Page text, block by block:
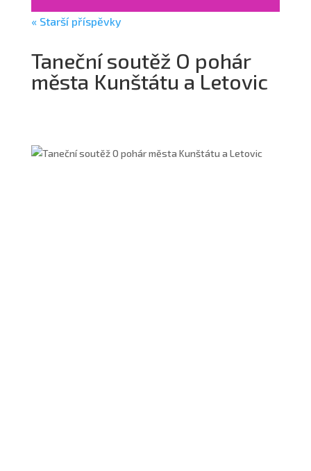
« Starší příspěvky
Taneční soutěž O pohár
města Kunštátu a Letovic